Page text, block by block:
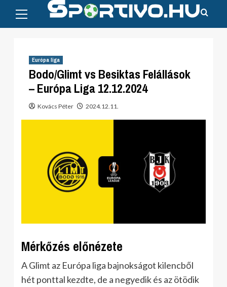
content
Menu
Európa liga
Bodo/Glimt vs Besiktas Felállások
– Európa Liga 12.12.2024
Kovács Péter 2024.12.11.
Mérkőzés előnézete
A Glimt az Európa liga bajnokságot kilencből
hét ponttal kezdte, de a negyedik és az ötödik